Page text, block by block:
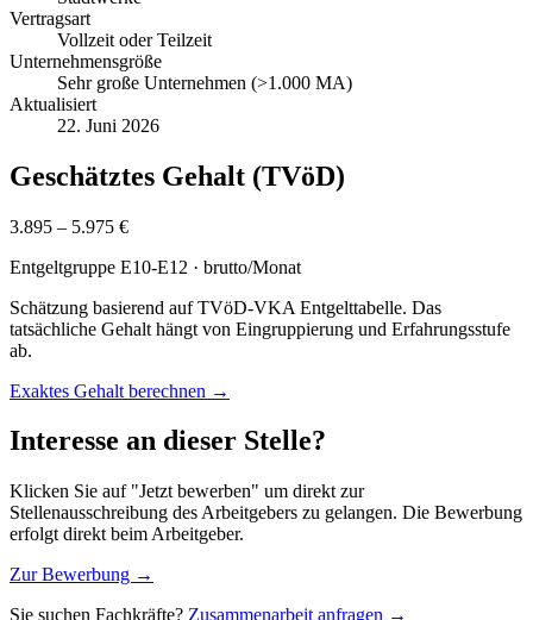
Vertragsart
Vollzeit oder Teilzeit
Unternehmensgröße
Sehr große Unternehmen (>1.000 MA)
Aktualisiert
22. Juni 2026
Geschätztes Gehalt (TVöD)
3.895 – 5.975 €
Entgeltgruppe E10-E12 · brutto/Monat
Schätzung basierend auf TVöD-VKA Entgelttabelle. Das
tatsächliche Gehalt hängt von Eingruppierung und Erfahrungsstufe
ab.
Exaktes Gehalt berechnen →
Interesse an dieser Stelle?
Klicken Sie auf "Jetzt bewerben" um direkt zur
Stellenausschreibung des Arbeitgebers zu gelangen. Die Bewerbung
erfolgt direkt beim Arbeitgeber.
Zur Bewerbung →
Sie suchen Fachkräfte? Zusammenarbeit anfragen →